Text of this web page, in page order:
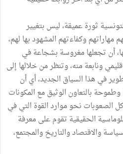
ثورة عميقة، ليس بتغيير
مهاراتهم وكفاءتهم المشهود بها لهم،
أن تجعلها مغروسة بشجاعة في
ونابعة منه، وتنظر من خلالها إلى
في هذا السياق الجديد، أي أن
بالتعاون الوثيق مع المكونات
الصعوبات نحو موارد القوة التي في
الحقيقية تقوم على معرفة
والاقتصاد والتاريخ والمجتمع،